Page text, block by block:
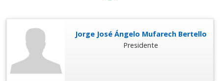
Jorge José Ángelo Mufarech Bertello
Presidente